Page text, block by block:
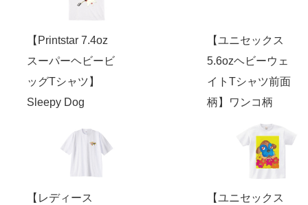
【Printstar 7.4oz
スーパーヘビービ
ッグTシャツ】
Sleepy Dog
【ユニセックス
5.6ozヘビーウェ
イトTシャツ前面
柄】ワンコ柄
【レディース
【ユニセックス